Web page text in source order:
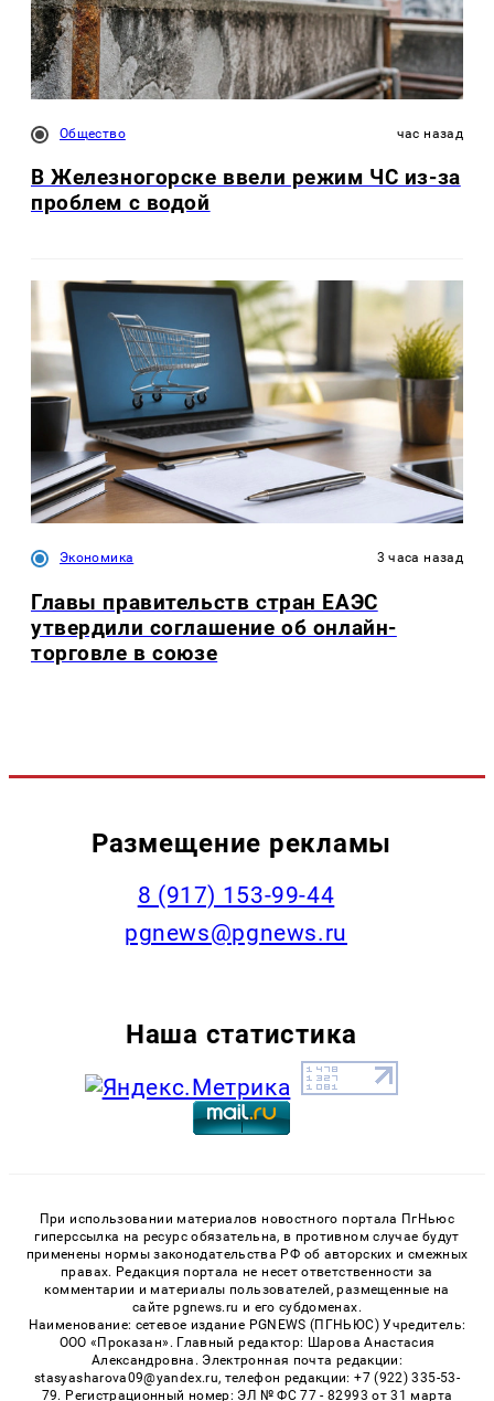
Общество час назад
В Железногорске ввели режим ЧС из-за
проблем с водой
Экономика 3 часа назад
Главы правительств стран ЕАЭС
утвердили соглашение об онлайн-
торговле в союзе
Размещение рекламы
‭8 (917) 153-99-44
pgnews@pgnews.ru
Наша статистика
При использовании материалов новостного портала ПгНьюс
гиперссылка на ресурс обязательна, в противном случае будут
применены нормы законодательства РФ об авторских и смежных
правах. Редакция портала не несет ответственности за
комментарии и материалы пользователей, размещенные на
сайте pgnews.ru и его субдоменах.
Наименование: сетевое издание PGNEWS (ПГНЬЮС) Учредитель:
ООО «Проказан». Главный редактор: Шарова Анастасия
Александровна. Электронная почта редакции:
stasyasharova09@yandex.ru, телефон редакции: +7 (922) 335-53-
79. Регистрационный номер: ЭЛ № ФС 77 - 82993 от 31 марта